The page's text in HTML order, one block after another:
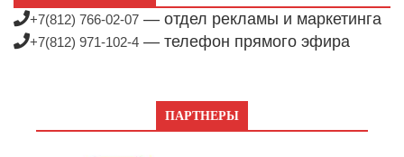
+7(812) 766-02-07 — отдел рекламы и маркетинга
+7(812) 971-102-4 — телефон прямого эфира
ПАРТНЕРЫ